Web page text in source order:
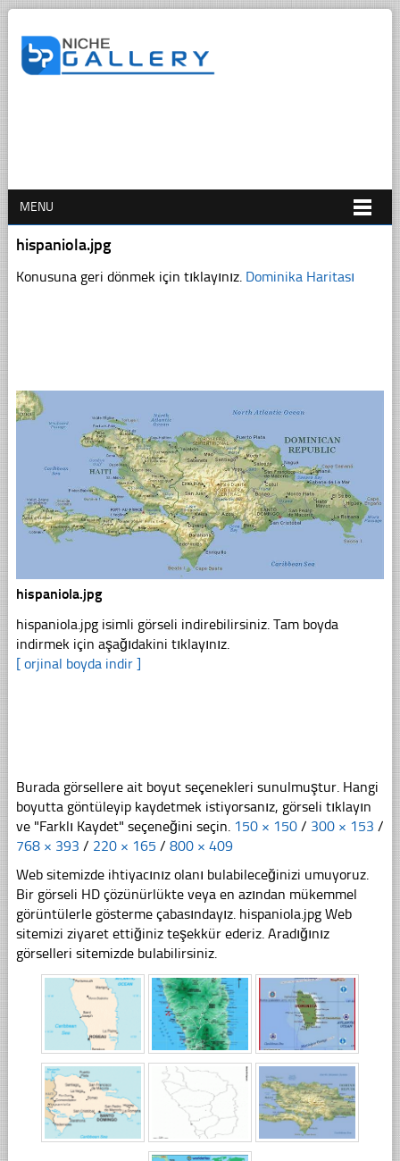
MENU
hispaniola.jpg
Konusuna geri dönmek için tıklayınız. Dominika Haritası
hispaniola.jpg
hispaniola.jpg isimli görseli indirebilirsiniz. Tam boyda
indirmek için aşağıdakini tıklayınız.
[ orjinal boyda indir ]
Burada görsellere ait boyut seçenekleri sunulmuştur. Hangi
boyutta göntüleyip kaydetmek istiyorsanız, görseli tıklayın
ve "Farklı Kaydet" seçeneğini seçin. 150 × 150 / 300 × 153 /
768 × 393 / 220 × 165 / 800 × 409
Web sitemizde ihtiyacınız olanı bulabileceğinizi umuyoruz.
Bir görseli HD çözünürlükte veya en azından mükemmel
görüntülerle gösterme çabasındayız. hispaniola.jpg Web
sitemizi ziyaret ettiğiniz teşekkür ederiz. Aradığınız
görselleri sitemizde bulabilirsiniz.